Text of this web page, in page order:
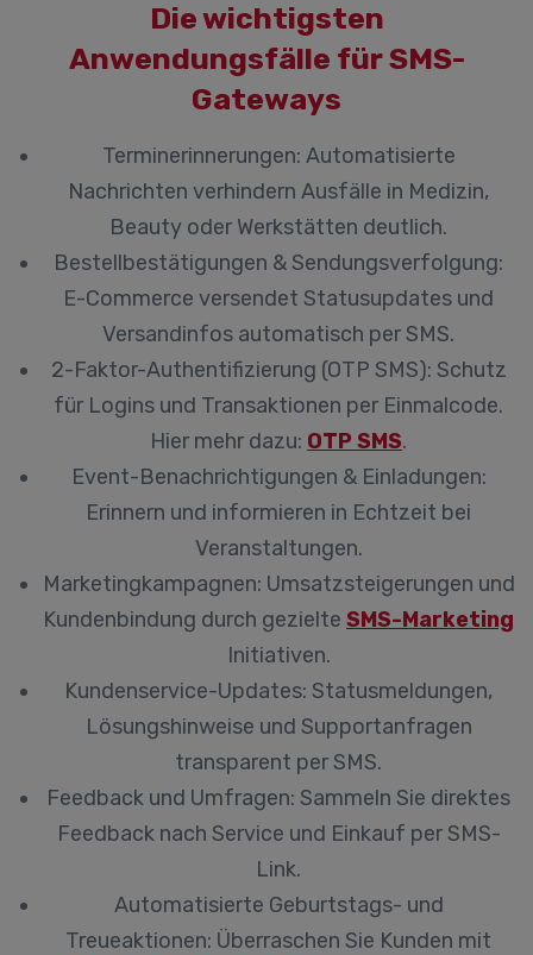
Die wichtigsten
Anwendungsfälle für SMS-
Gateways
Terminerinnerungen: Automatisierte
Nachrichten verhindern Ausfälle in Medizin,
Beauty oder Werkstätten deutlich.
Bestellbestätigungen & Sendungsverfolgung:
E-Commerce versendet Statusupdates und
Versandinfos automatisch per SMS.
2-Faktor-Authentifizierung (OTP SMS): Schutz
für Logins und Transaktionen per Einmalcode.
Hier mehr dazu: OTP SMS.
Event-Benachrichtigungen & Einladungen:
Erinnern und informieren in Echtzeit bei
Veranstaltungen.
Marketingkampagnen: Umsatzsteigerungen und
Kundenbindung durch gezielte SMS-Marketing
Initiativen.
Kundenservice-Updates: Statusmeldungen,
Lösungshinweise und Supportanfragen
transparent per SMS.
Feedback und Umfragen: Sammeln Sie direktes
Feedback nach Service und Einkauf per SMS-
Link.
Automatisierte Geburtstags- und
Treueaktionen: Überraschen Sie Kunden mit